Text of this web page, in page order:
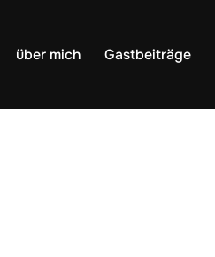
über mich Gastbeiträge